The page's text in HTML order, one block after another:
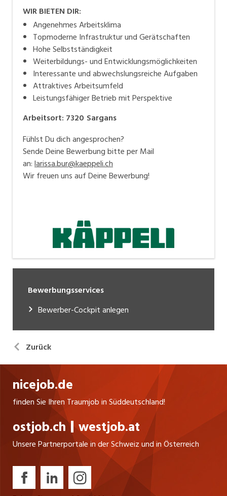
WIR BIETEN DIR:
Angenehmes Arbeitsklima
Topmoderne Infrastruktur und Gerätschaften
Hohe Selbstständigkeit
Weiterbildungs- und Entwicklungsmöglichkeiten
Interessante und abwechslungsreiche Aufgaben
Attraktives Arbeitsumfeld
Leistungsfähiger Betrieb mit Perspektive
Arbeitsort: 7320 Sargans
Fühlst Du dich angesprochen?
Sende Deine Bewerbung bitte per Mail
an:larissa.bur@kaeppeli.ch
Wir freuen uns auf Deine Bewerbung!
Bewerbungsservices
Bewerber-Cockpit anlegen
Zurück
nicejob.de
finden Sie Ihren Traumjob in Süddeutschland!
ostjob.ch westjob.at
Unsere Partnerportale in der Schweiz und in Österreich